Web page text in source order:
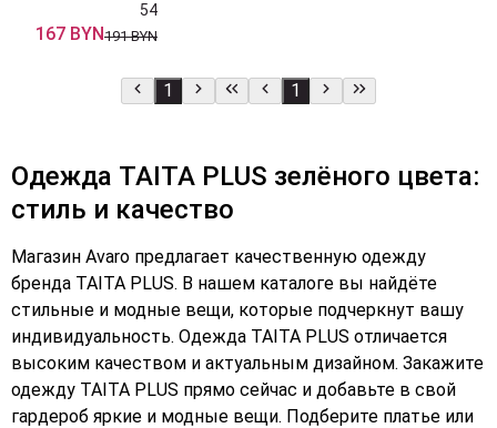
54
167 BYN191 BYN
1 1
Одежда TAITA PLUS зелёного цвета:
стиль и качество
Магазин Avaro предлагает качественную одежду
бренда TAITA PLUS. В нашем каталоге вы найдёте
стильные и модные вещи, которые подчеркнут вашу
индивидуальность. Одежда TAITA PLUS отличается
высоким качеством и актуальным дизайном. Закажите
одежду TAITA PLUS прямо сейчас и добавьте в свой
гардероб яркие и модные вещи. Подберите платье или